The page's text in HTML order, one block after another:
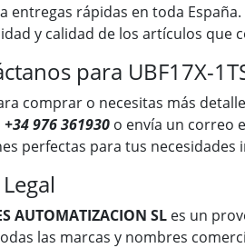
entregas rápidas en toda
y calidad de los artículos que
para UBF17X-
comprar o necesitas más
+34 976 361930 o envía un correo
perfectas para tus necesidades
AUTOMATIZACION SL es un
las marcas y nombres